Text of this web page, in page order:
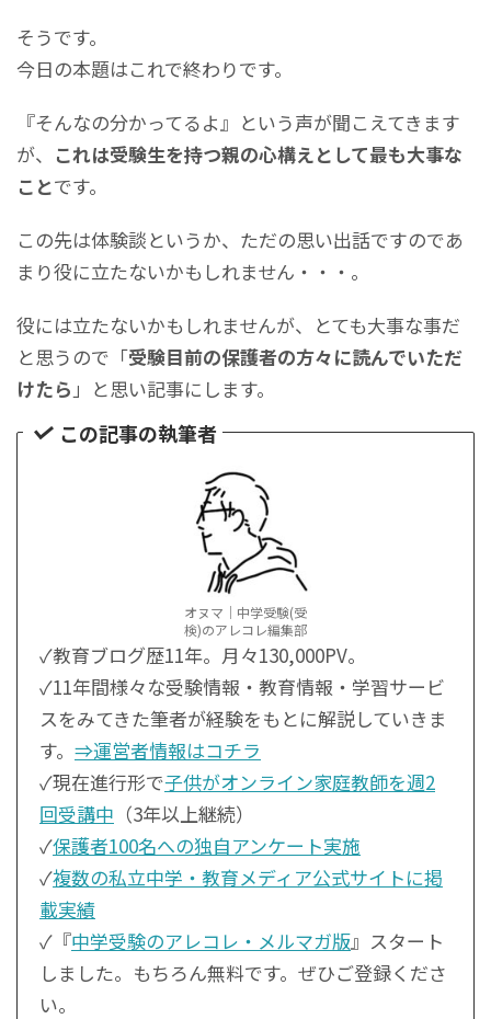
そうです。
今日の本題はこれで終わりです。
『そんなの分かってるよ』という声が聞こえてきます
が、 これは受験生を持つ親の心構えとして最も大事な
ことです。
この先は体験談というか、ただの思い出話ですのであ
まり役に立たないかもしれません・・・。
役には立たないかもしれませんが、とても大事な事だ
と思うので「受験目前の保護者の方々に読んでいただ
けたら」と思い記事にします。
この記事の執筆者
オヌマ｜中学受験(受
検)のアレコレ編集部
✓教育ブログ歴11年。月々130,000PV。
✓11年間様々な受験情報・教育情報・学習サービ
スをみてきた筆者が経験をもとに解説していきま
す。 ⇒運営者情報はコチラ
✓現在進行形で子供がオンライン家庭教師を週2
回受講中 （3年以上継続）
✓保護者100名への独自アンケート実施
✓複数の私立中学・教育メディア公式サイトに掲
載実績
✓『中学受験のアレコレ・メルマガ版』スタート
しました。もちろん無料です。ぜひご登録くださ
い。